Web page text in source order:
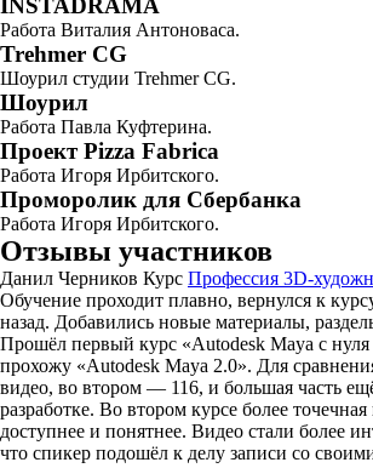
INSTADRAMA
Работа Виталия Антоноваса.
Trehmer CG
Шоурил студии Trehmer CG.
Шоурил
Работа Павла Куфтерина.
Проект Pizza Fabrica
Работа Игоря Ирбитского.
Проморолик для Сбербанка
Работа Игоря Ирбитского.
Отзывы участников
Данил Черников Курс Профессия 3D-
Обучение проходит плавно, вернулся к
назад. Добавились новые материалы,
Прошёл первый курс «Autodesk Maya с нуля
прохожу «Autodesk Maya 2.0». Для
видео, во втором — 116, и большая часть
разработке. Во втором курсе более
доступнее и понятнее. Видео стали более
что спикер подошёл к делу записи со